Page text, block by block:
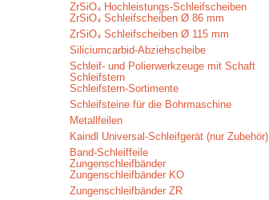
ZrSiO₄ Hochleistungs-Schleifscheiben
ZrSiO₄ Schleifscheiben Ø 86 mm
ZrSiO₄ Schleifscheiben Ø 115 mm
Siliciumcarbid-Abziehscheibe
Schleif- und Polierwerkzeuge mit Schaft
Schleifstern
Schleifstern-Sortimente
Schleifsteine für die Bohrmaschine
Metallfeilen
Kaindl Universal-Schleifgerät (nur Zubehör)
Band-Schleiffeile
Zungenschleifbänder
Zungenschleifbänder KO
Zungenschleifbänder ZR